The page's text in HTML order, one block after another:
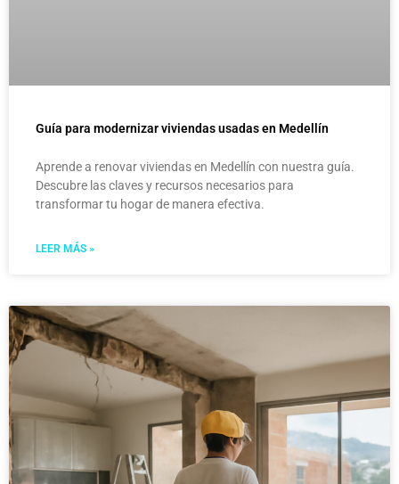
Guía para modernizar viviendas usadas en Medellín
Aprende a renovar viviendas en Medellín con nuestra guía.
Descubre las claves y recursos necesarios para
transformar tu hogar de manera efectiva.
LEER MÁS »